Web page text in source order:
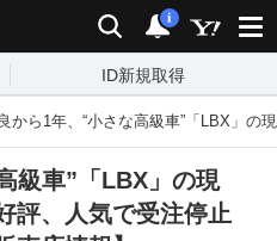
検索 通知
i
ID新規取得
から1年、“小さな高級車”「LBX」
級車”「LBX」の現
評、人気で受注停止